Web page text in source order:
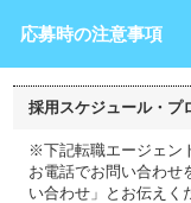
応募時の注意事項
採用スケジュール・プ
※下記転職エージェン
お電話でお問い合わせ
い合わせ」とお伝えく